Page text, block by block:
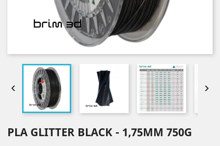
 
PLA GLITTER BLACK - 1,75MM 750G